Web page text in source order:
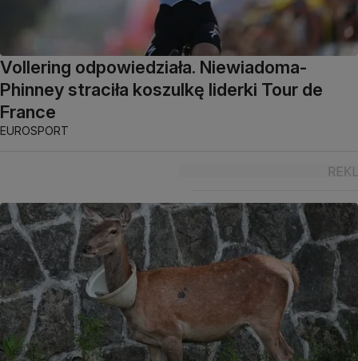
Vollering odpowiedziała. Niewiadoma-
Phinney straciła koszulkę liderki Tour de
France
EUROSPORT